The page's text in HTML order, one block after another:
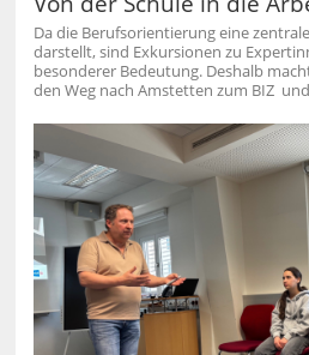
Da die Berufsorientierung eine
darstellt, sind Exkursionen zu
besonderer Bedeutung. Deshalb
den Weg nach Amstetten zum BIZ